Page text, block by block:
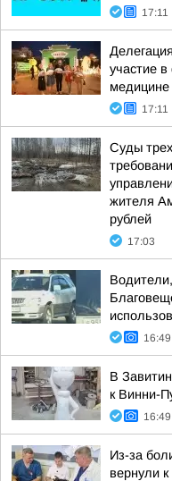
17:11
участие
медицине
17:11
Суды
жителя
рублей
17:03
16:49
В
к Винни-
16:49
Из-за
вернули